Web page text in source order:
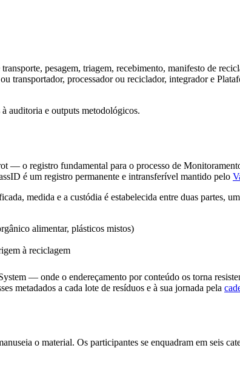
pesagem, triagem, recebimento, manifesto de
transportador, processador ou reciclador, integrador e
auditoria e outputs metodológicos.
— o registro fundamental para o processo de
é um registro permanente e intransferível mantido pelo
medida e a custódia é estabelecida entre duas partes,
alimentar, plásticos mistos)
à reciclagem
— onde o endereçamento por conteúdo os torna
metadados a cada lote de resíduos e à sua jornada pela
o material. Os participantes se enquadram em seis